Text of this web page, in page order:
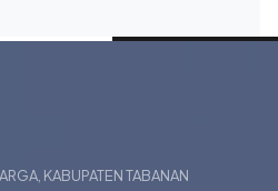
KABUPATEN TABANAN